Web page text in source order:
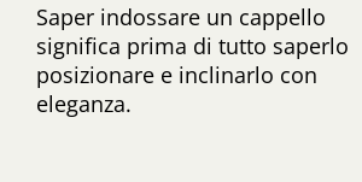
Saper indossare un cappello
significa prima di tutto saperlo
posizionare e inclinarlo con
eleganza.